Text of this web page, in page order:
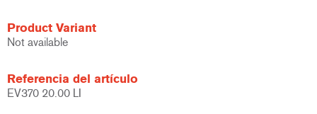
Product Variant
Not available
Referencia del artículo
EV370 20.00 LI